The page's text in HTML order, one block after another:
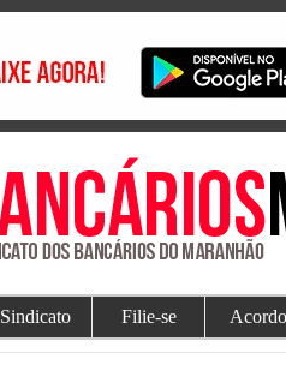
Sindicato Filie-se